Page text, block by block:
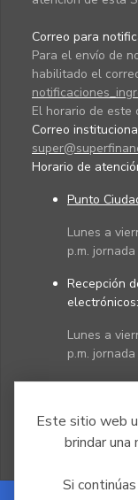
Este sitio web
brindar una
Si
Correo para
Para el envío de
habilitado el
El horario de este
Correo
Horario de
Punto
Lunes a
p.m.
Recepción
electrónicos:
Lunes a
p.m.